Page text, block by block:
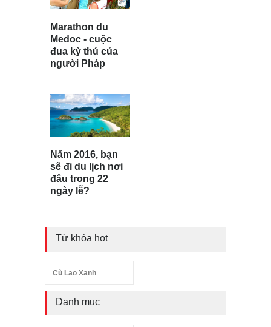
Marathon du
Medoc - cuộc
đua kỳ thú của
người Pháp
Năm 2016, bạn
sẽ đi du lịch nơi
đâu trong 22
ngày lễ?
Từ khóa hot
Cù Lao Xanh
Danh mục